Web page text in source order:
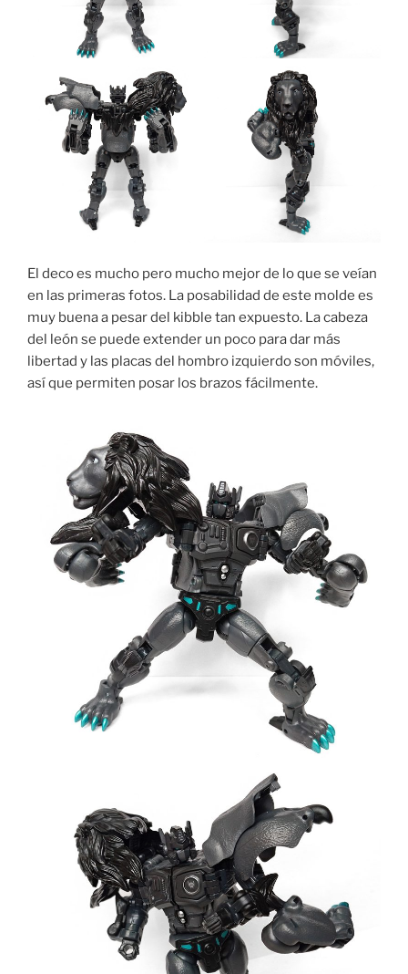
El deco es mucho pero mucho mejor de lo que se veían
en las primeras fotos. La posabilidad de este molde es
muy buena a pesar del kibble tan expuesto. La cabeza
del león se puede extender un poco para dar más
libertad y las placas del hombro izquierdo son móviles,
así que permiten posar los brazos fácilmente.